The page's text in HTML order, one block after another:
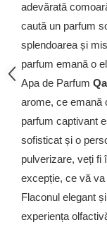
adevărată
caută un parfum
splendoarea și
parfum emană o
Apa de Parfum
arome, ce emană
parfum captivant
sofisticat și o
pulverizare, veți fi
excepție, ce vă
Flaconul elegant
experiența